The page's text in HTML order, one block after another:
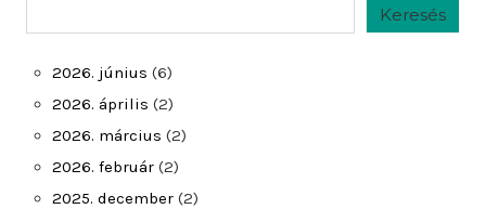
Keresés
2026. június (6)
2026. április (2)
2026. március (2)
2026. február (2)
2025. december (2)